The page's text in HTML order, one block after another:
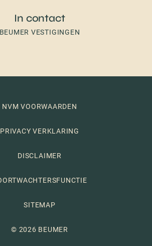
In contact
BEUMER VESTIGINGEN
NVM VOORWAARDEN
PRIVACY VERKLARING
DISCLAIMER
SITEMAP
© 2026 BEUMER